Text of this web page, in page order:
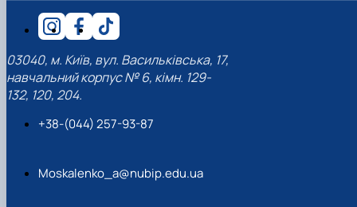
03040, м. Київ, вул. Васильківська, 17,
навчальний корпус № 6, кімн. 129-
132, 120, 204.
+38-(044) 257-93-87
Moskalenko_a@nubip.edu.ua